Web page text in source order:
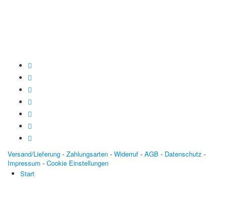
Versand/Lieferung - Zahlungsarten - Widerruf - AGB - Datenschutz -
Impressum - Cookie Einstellungen
Start